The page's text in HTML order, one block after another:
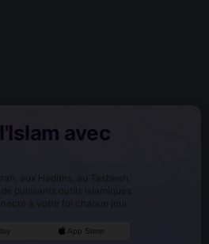
avec
aux Hadiths, au Tasbeeh,
puissants outils islamiques
à votre foi chaque jour.
App Store